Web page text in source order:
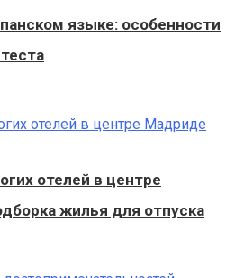
языке: особенности
отелей в центре
жилья для отпуска